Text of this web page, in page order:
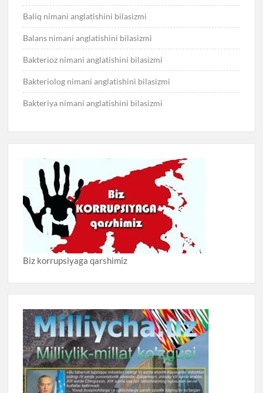
Baliq nimani anglatishini bilasizmi
Balans nimani anglatishini bilasizmi
Bakterioz nimani anglatishini bilasizmi
Bakteriolog nimani anglatishini bilasizmi
Bakteriya nimani anglatishini bilasizmi
Biz korrupsiyaga qarshimiz